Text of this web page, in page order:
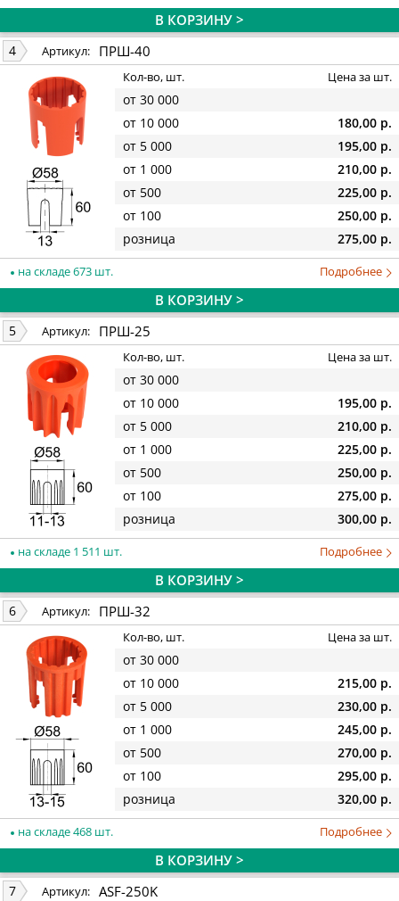
В КОРЗИНУ >
4 Артикул: ПРШ-40
Кол-во, шт. Цена за шт.
от 30 000
от 10 000
180,00 р.
от 5 000
195,00 р.
от 1 000
210,00 р.
от 500
225,00 р.
от 100
250,00 р.
розница
275,00 р.
на складе 673 шт. Подробнее
В КОРЗИНУ >
5 Артикул: ПРШ-25
Кол-во, шт. Цена за шт.
от 30 000
от 10 000
195,00 р.
от 5 000
210,00 р.
от 1 000
225,00 р.
от 500
250,00 р.
от 100
275,00 р.
розница
300,00 р.
на складе 1 511 шт. Подробнее
В КОРЗИНУ >
6 Артикул: ПРШ-32
Кол-во, шт. Цена за шт.
от 30 000
от 10 000
215,00 р.
от 5 000
230,00 р.
от 1 000
245,00 р.
от 500
270,00 р.
от 100
295,00 р.
розница
320,00 р.
на складе 468 шт. Подробнее
В КОРЗИНУ >
7 Артикул: ASF-250K